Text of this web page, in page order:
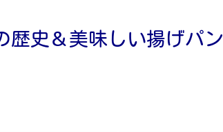
歴史＆美味しい揚げパン